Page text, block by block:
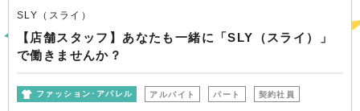
SLY（スライ）
【店舗スタッフ】あなたも一緒に「SLY（スライ）」
で働きませんか？
ファッション･アパレル アルバイト パート 契約社員